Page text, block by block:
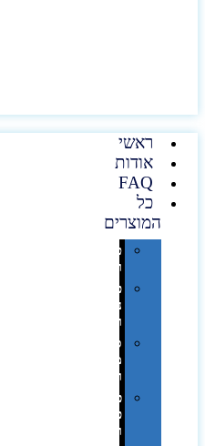
ראשי
אודות
FAQ
כל
המוצרים
טכנולוגיה
וגאדג'טים
פנאי,
נופש
ונסיעות
סביבת
משרד
ופרימיום
כלים,
פנסים
ורכב